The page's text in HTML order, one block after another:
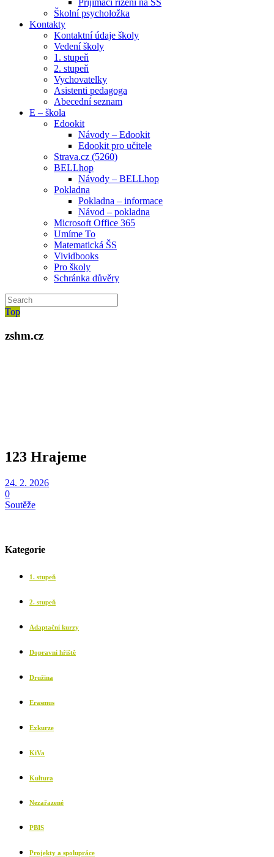
Přijímací řízení na SŠ
Školní psycholožka
Kontakty
Kontaktní údaje školy
Vedení školy
1. stupeň
2. stupeň
Vychovatelky
Asistenti pedagoga
Abecední seznam
E – škola
Edookit
Návody – Edookit
Edookit pro učitele
Strava.cz (5260)
BELLhop
Návody – BELLhop
Pokladna
Pokladna – informace
Návod – pokladna
Microsoft Office 365
Umíme To
Matematická ŠS
Vividbooks
Pro školy
Schránka důvěry
Top
zshm.cz
123 Hrajeme
24. 2. 2026
0
Soutěže
Kategorie
1. stupeň
2. stupeň
Adaptační kurzy
Dopravní hřiště
Družina
Erasmus
Exkurze
KiVa
Kultura
Nezařazené
PBIS
Projekty a spolupráce